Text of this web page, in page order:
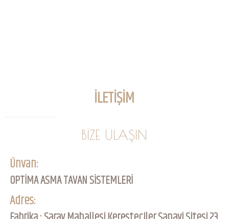
İLETİŞİM
BİZE ULAŞIN
Ünvan:
OPTİMA ASMA TAVAN SİSTEMLERİ
Adres: